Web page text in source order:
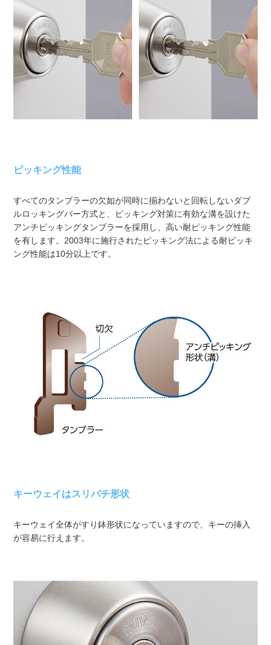
ピッキング性能
すべてのタンブラーの欠如が同時に揃わないと回転しないダブ
ルロッキングバー方式と、ピッキング対策に有効な溝を設けた
アンチピッキングタンブラーを採用し、高い耐ピッキング性能
を有します。2003年に施行されたピッキング法による耐ピッキ
ング性能は10分以上です。
キーウェイはスリバチ形状
キーウェイ全体がすり鉢形状になっていますので、キーの挿入
が容易に行えます。